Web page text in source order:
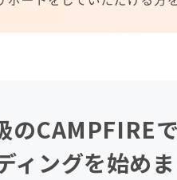
のCAMPFIREで
ィングを始め